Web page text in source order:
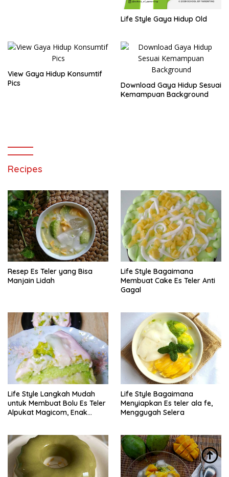
Life Style Gaya Hidup Old
View Gaya Hidup Konsumtif
Pics
Download Gaya Hidup Sesuai
Kemampuan Background
Recipes
Resep Es Teler yang Bisa
Manjain Lidah
Life Style Bagaimana
Membuat Cake Es Teler Anti
Gagal
Life Style Langkah Mudah
untuk Membuat Bolu Es Teler
Alpukat Magicom, Enak
Life Style Bagaimana
Menyiapkan Es teler ala fe,
Menggugah Selera